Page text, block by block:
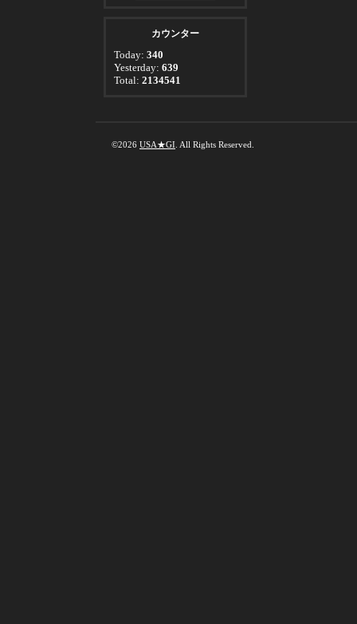
カウンター
Today: 340
Yesterday: 639
Total: 2134541
©2026 USA★GI . All Rights Reserved.